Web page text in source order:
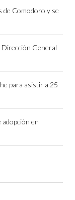
de Comodoro y se
General
para asistir a 25
en